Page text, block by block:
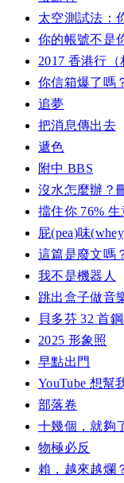
太空測試法：
你的帳號不是
2017 香港行（
你信箱爆了嗎
追夢
把消息傳出去
遞色
附中 BBS
沒水怎麼辦？
擋住你 76%
屁(pea)味
這篇是廢文嗎
我不是機器人
跳出盒子做音
貝多芬 32 首
2025 形象照
早點出門
YouTube 想幫
部落卷
十幾個，就夠
物極必反
賴，越來越爛